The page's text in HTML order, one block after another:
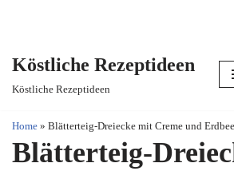
content
Köstliche Rezeptideen
Köstliche Rezeptideen
Home » Blätterteig-Dreiecke mit Creme und
Blätterteig-